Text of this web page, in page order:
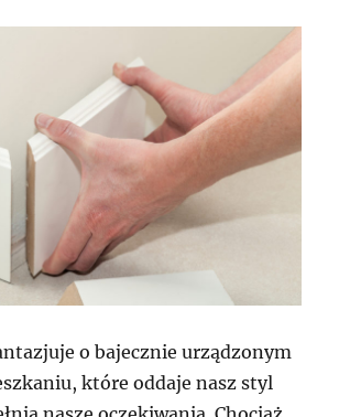
o bajecznie urządzonym
które oddaje nasz styl